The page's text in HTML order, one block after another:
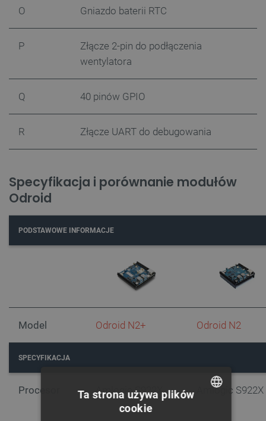
O Gniazdo baterii RTC
P
Złącze 2-pin do podłączenia
wentylatora
Q 40 pinów GPIO
R Złącze UART do debugowania
Specyfikacja i porównanie modułów
Odroid
PODSTAWOWE INFORMACJE
Model Odroid N2+ Odroid N2
SPECYFIKACJA
Procesor Amlogic S922X Amlogic S922X
Ta strona używa plików
cookie